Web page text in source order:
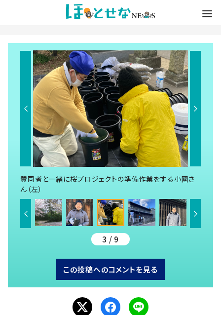
賛同者と一緒に桜プロジェクトの準備作業をする小國さ
ん（左）
3 / 9
この投稿へのコメントを見る